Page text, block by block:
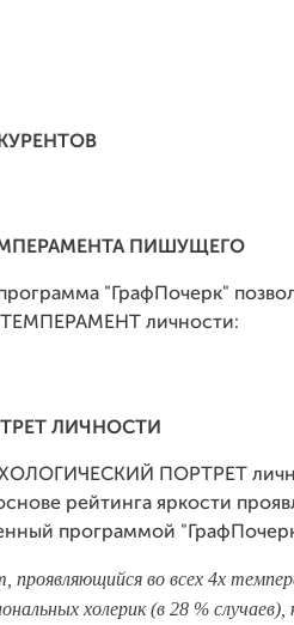
ПИШУЩЕГО
"ГрафПочерк"
ТЕМПЕРАМЕНТ личности:
ЛИЧНОСТИ
ПОРТРЕТ
рейтинга яркости
программой
проявляющийся во всех 4х
холерик (в 28 % случаев),